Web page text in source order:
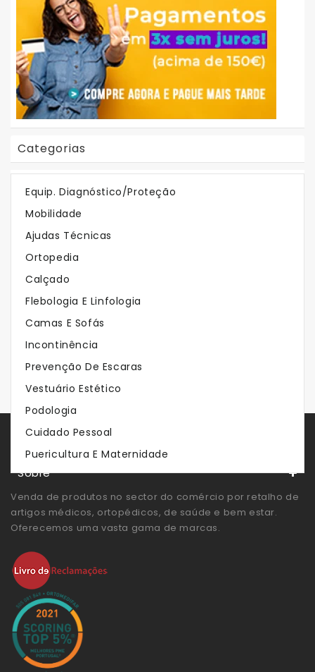
Categorias
Equip. Diagnóstico/Proteção
Mobilidade
Ajudas Técnicas
Ortopedia
Calçado
Flebologia E Linfologia
Camas E Sofás
Incontinência
Prevenção De Escaras
Vestuário Estético
Podologia
Cuidado Pessoal
Puericultura E Maternidade
Em Destaque
Os Mais Vendidos
Sobre
Venda de produtos no sector do comércio por retalho de
artigos médicos, ortopédicos, de saúde e bem estar.
Oferecemos uma vasta gama de marcas.